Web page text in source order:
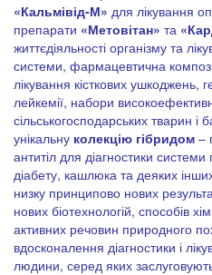
«Кальмівід-М» для лікування
препарати «Метовітан» та
життєдіяльності організму та
системи, фармацевтична
лікування кісткових ушкоджень,
лейкемії, набори
сільськогосподарських тварин і
унікальну колекцію гібридом –
антитіл для діагностики
діабету, кашлюка та деяких
низку принципово нових
нових біотехнологій, способів
активних речовин природного
вдосконалення діагностики і
людини, серед яких